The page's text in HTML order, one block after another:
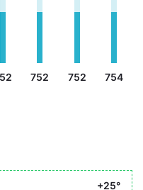
752 752 754
+25°